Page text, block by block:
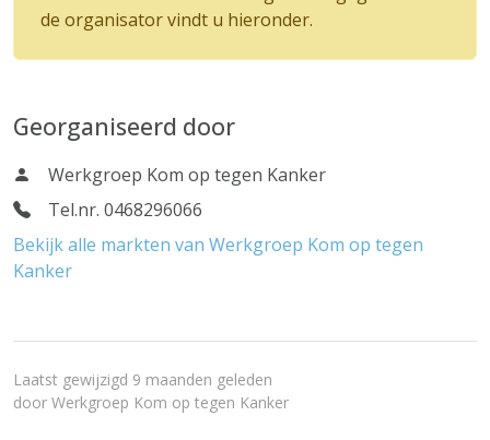
de organisator vindt u hieronder.
Georganiseerd door
Werkgroep Kom op tegen Kanker
Tel.nr. 0468296066
Bekijk alle markten van Werkgroep Kom op tegen
Kanker
Laatst gewijzigd 9 maanden geleden
door Werkgroep Kom op tegen Kanker